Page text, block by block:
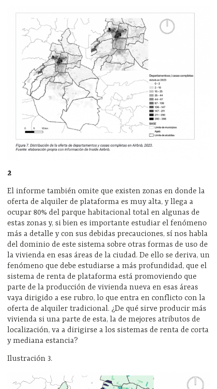
2
El informe también omite que existen zonas en donde la
oferta de alquiler de plataforma es muy alta, y llega a
ocupar 80% del parque habitacional total en algunas de
estas zonas y, si bien es importante estudiar el fenómeno
más a detalle y con sus debidas precauciones, sí nos habla
del dominio de este sistema sobre otras formas de uso de
la vivienda en esas áreas de la ciudad. De ello se deriva, un
fenómeno que debe estudiarse a más profundidad, que el
sistema de renta de plataforma está promoviendo que
parte de la producción de vivienda nueva en esas áreas
vaya dirigido a ese rubro, lo que entra en conflicto con la
oferta de alquiler tradicional. ¿De qué sirve producir más
vivienda si una parte de esta, la de mejores atributos de
localización, va a dirigirse a los sistemas de renta de corta
y mediana estancia?
Ilustración 3.